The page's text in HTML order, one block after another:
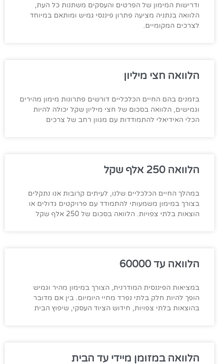
ודרישות המימון של הפרטים והעסקים משתנות כל העת,
הלוואה בנתניה מציעה פתרון פיננסי גמיש ומותאם במיוחד
לצרכים המקומיים.
הלוואה חצי מיליון
בזמנים בהם החיים הכלכליים דורשים פתרונות מימון מהירים
וגמישים, הלוואה בסכום של חצי מיליון שקל יכולה להיות
הכלי האידיאלי להתמודדות עם מגוון רחב של צרכים
הלוואה 250 אלף שקל
במהלך החיים הכלכליים שלנו, לעיתים קרובות אנו נתקלים
בצורך במימון משמעותי להתמודד עם פרויקטים גדולים או
הוצאות בלתי צפויות. הלוואה בסכום של 250 אלף שקל
הלוואה עד 60000
במציאות הפיננסית המודרנית, הצורך במימון מהיר וגמיש
הופך להיות חלק בלתי נפרד מחיי היומיום. בין אם מדובר
בהוצאות בלתי צפויות, חידוש הציוד העסקי, שיפוץ הבית
הלוואה במזומן מיידי עד הבית